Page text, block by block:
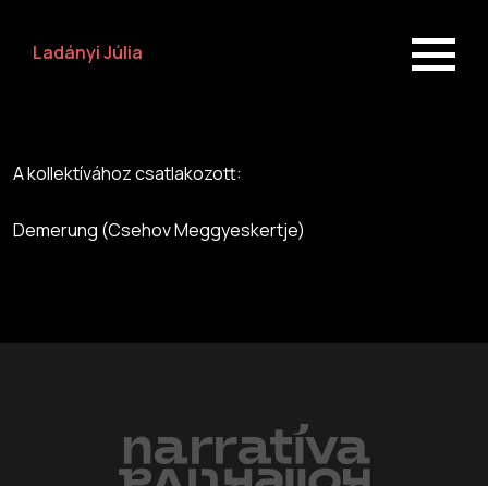
Ladányi Júlia
A kollektívához csatlakozott:
Demerung (Csehov Meggyeskertje)